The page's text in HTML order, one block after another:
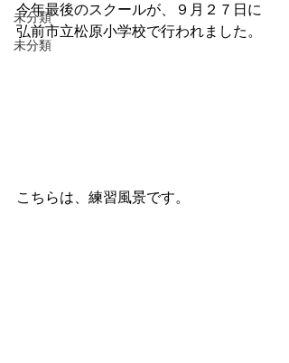
未分類
未分類
今年最後のスクールが、９月２７日に
弘前市立松原小学校で行われました。
こちらは、練習風景です。